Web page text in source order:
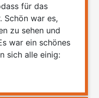
für das
Schön war es,
zu sehen und
war ein schönes
sich alle einig: